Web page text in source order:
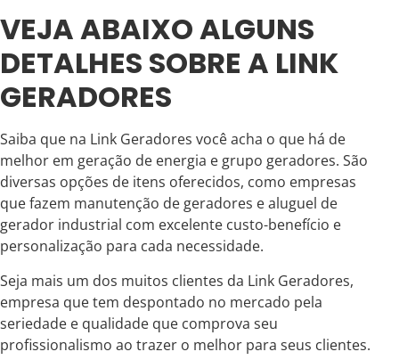
VEJA ABAIXO ALGUNS
DETALHES SOBRE A LINK
GERADORES
Saiba que na Link Geradores você acha o que há de
melhor em geração de energia e grupo geradores. São
diversas opções de itens oferecidos, como empresas
que fazem manutenção de geradores e aluguel de
gerador industrial com excelente custo-benefício e
personalização para cada necessidade.
Seja mais um dos muitos clientes da Link Geradores,
empresa que tem despontado no mercado pela
seriedade e qualidade que comprova seu
profissionalismo ao trazer o melhor para seus clientes.